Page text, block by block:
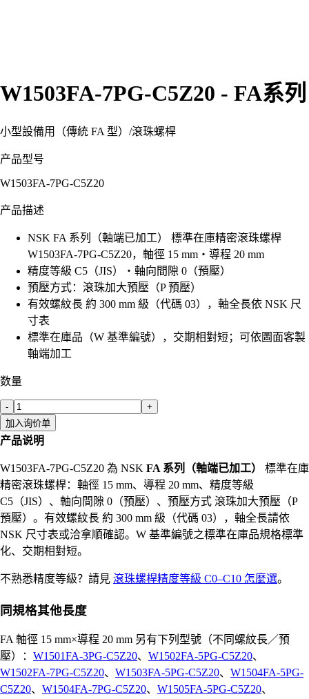
W1503FA-7PG-C5Z20 - FA系列
小型設備用（傳統 FA 型） /滾珠螺桿
产品型号
W1503FA-7PG-C5Z20
产品描述
NSK FA 系列（軸端已加工） 標準在庫精密滾珠螺桿
W1503FA-7PG-C5Z20，軸徑 15 mm・導程 20 mm
精度等級 C5（JIS）・軸向間隙 0（預壓）
預壓方式：滾珠加大預壓（P 預壓）
有效螺紋長 約 300 mm 級（代碼 03），軸全長依 NSK 尺
寸表
標準在庫品（W 基準編號），交期相對短；可依圖面客製
軸端加工
数量
-
+
加入询价单
产品说明
W1503FA-7PG-C5Z20 為 NSK FA 系列（軸端已加工）
標準在庫
精密滾珠螺桿：軸徑 15 mm、導程 20 mm、精度等級
C5（JIS）、軸向間隙 0（預壓）、預壓方式 滾珠加大預壓（P
預壓）。有效螺紋長 約 300 mm 級（代碼 03），軸全長請依
NSK 尺寸表或洽拿順確認。W 基準編號之標準在庫品規格標準
化、交期相對短。
不熟悉精度等級？請見 滾珠螺桿精度等級 C0–C10 怎麼選。
同規格其他長度
FA 軸徑 15 mm×導程 20 mm 另有下列型號（不同螺紋長／預
壓）： W1501FA-3PG-C5Z20、 W1502FA-5PG-C5Z20、
W1502FA-7PG-C5Z20、 W1503FA-5PG-C5Z20、 W1504FA-5PG-
C5Z20、 W1504FA-7PG-C5Z20、 W1505FA-5PG-C5Z20、